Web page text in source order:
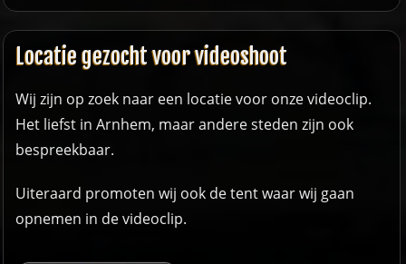
Locatie gezocht voor videoshoot
Wij zijn op zoek naar een locatie voor onze videoclip.
Het liefst in Arnhem, maar andere steden zijn ook
bespreekbaar.
Uiteraard promoten wij ook de tent waar wij gaan
opnemen in de videoclip.